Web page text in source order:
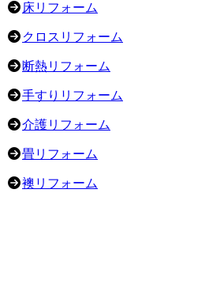
床リフォーム
クロスリフォーム
断熱リフォーム
手すりリフォーム
介護リフォーム
畳リフォーム
襖リフォーム